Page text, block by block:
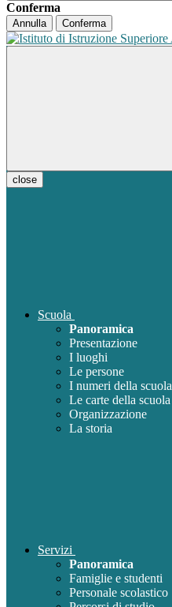
Conferma
Annulla Conferma
close
Scuola
Panoramica
Presentazione
I luoghi
Le persone
I numeri della scuola
Le carte della scuola
Organizzazione
La storia
Servizi
Panoramica
Famiglie e studenti
Personale scolastico